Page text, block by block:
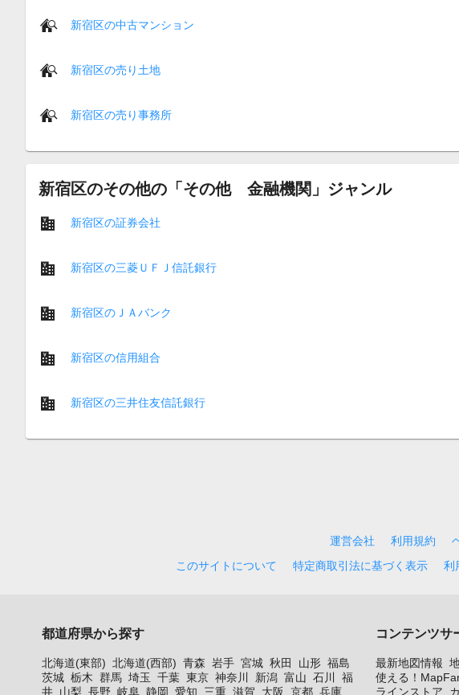
新宿区の中古マンション
新宿区の売り土地
新宿区の売り事務所
新宿区のその他の「その他 金融機関」ジャンル
新宿区の証券会社
新宿区の三菱ＵＦＪ信託銀行
新宿区のＪＡバンク
新宿区の信用組合
新宿区の三井住友信託銀行
運営会社 利用規約
このサイトについて
特定商取引法に基づく表示 利
都道府県から探す
北海道(東部) 北海道(西部) 青森 岩手 宮城 秋田 山形 福島
茨城 栃木 群馬 埼玉 千葉 東京 神奈川 新潟 富山 石川
福
井 山梨 長野 岐阜 静岡 愛知 三重 滋賀 大阪 京都 兵庫
コンテンツサ
最新地図情報
使える！
ラインストア